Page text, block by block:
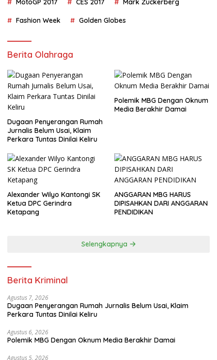
MotoGP 2017 CES 2017 Mark Zuckerberg
Fashion Week Golden Globes
Berita Olahraga
Dugaan Penyerangan Rumah
Jurnalis Belum Usai, Klaim
Perkara Tuntas Dinilai Keliru
Polemik MBG Dengan Oknum
Media Berakhir Damai
Alexander Wilyo Kantongi SK
Ketua DPC Gerindra
Ketapang
ANGGARAN MBG HARUS
DIPISAHKAN DARI ANGGARAN
PENDIDIKAN
Selengkapnya
Berita Kriminal
Agustus 7, 2026
Dugaan Penyerangan Rumah Jurnalis Belum Usai, Klaim
Perkara Tuntas Dinilai Keliru
Agustus 6, 2026
Polemik MBG Dengan Oknum Media Berakhir Damai
Agustus 5, 2026